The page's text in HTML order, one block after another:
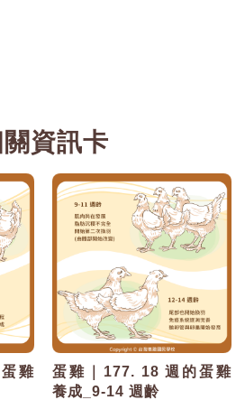
資訊卡
雞
蛋雞｜177. 18 週的蛋雞
養成_9-14 週齡